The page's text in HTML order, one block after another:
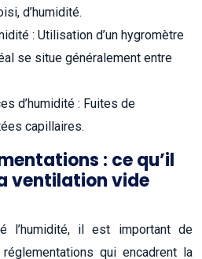
d’humidité.
: Utilisation d’un hygromètre
se situe généralement entre
d’humidité : Fuites de
capillaires.
: ce qu’il
ventilation vide
l’humidité, il est important de
qui encadrent la